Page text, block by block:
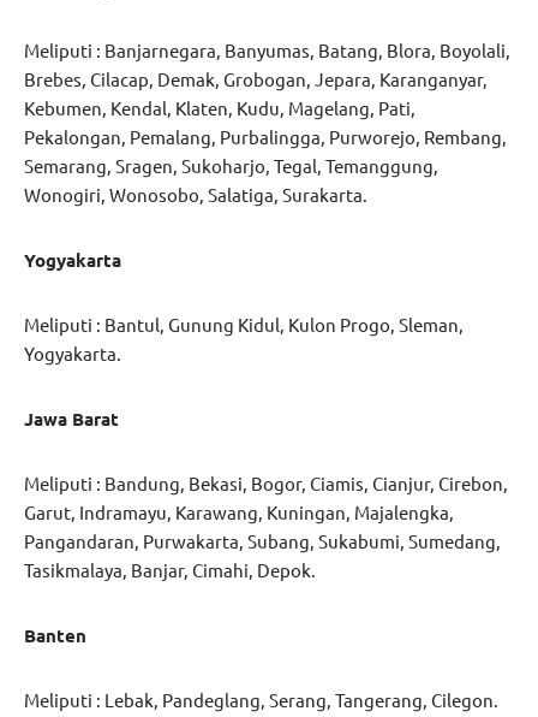
Meliputi : Banjarnegara, Banyumas, Batang, Blora, Boyolali,
Brebes, Cilacap, Demak, Grobogan, Jepara, Karanganyar,
Kebumen, Kendal, Klaten, Kudu, Magelang, Pati,
Pekalongan, Pemalang, Purbalingga, Purworejo, Rembang,
Semarang, Sragen, Sukoharjo, Tegal, Temanggung,
Wonogiri, Wonosobo, Salatiga, Surakarta.
Yogyakarta
Meliputi : Bantul, Gunung Kidul, Kulon Progo, Sleman,
Yogyakarta.
Jawa Barat
Meliputi : Bandung, Bekasi, Bogor, Ciamis, Cianjur, Cirebon,
Garut, Indramayu, Karawang, Kuningan, Majalengka,
Pangandaran, Purwakarta, Subang, Sukabumi, Sumedang,
Tasikmalaya, Banjar, Cimahi, Depok.
Banten
Meliputi : Lebak, Pandeglang, Serang, Tangerang, Cilegon.